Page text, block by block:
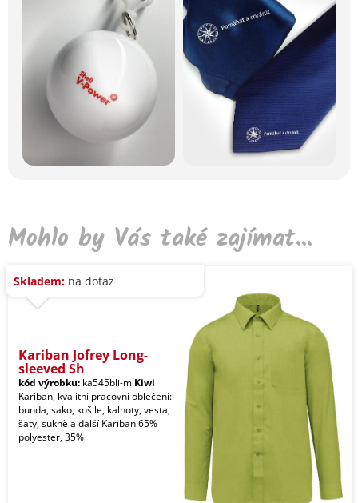
Mohlo by Vás také zajímat...
Skladem: na dotaz
Kariban Jofrey Long-
sleeved Sh
kód výrobku: ka545bli-m Kiwi
Kariban, kvalitní pracovní oblečení:
bunda, sako, košile, kalhoty, vesta,
šaty, sukně a další Kariban 65%
polyester, 35%